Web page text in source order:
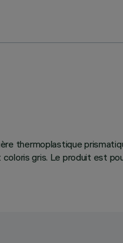
thermoplastique
gris. Le produit est